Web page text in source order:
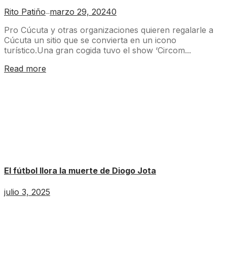
Rito Patiño—marzo 29, 20240
Pro Cúcuta y otras organizaciones quieren regalarle a
Cúcuta un sitio que se convierta en un icono
turístico.Una gran cogida tuvo el show ‘Circom...
Read more
El fútbol llora la muerte de Diogo Jota
julio 3, 2025